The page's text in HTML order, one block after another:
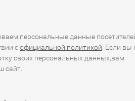
персональные данные
софициальной политикой . Если вы
своих персональных данных,вам
сайт.